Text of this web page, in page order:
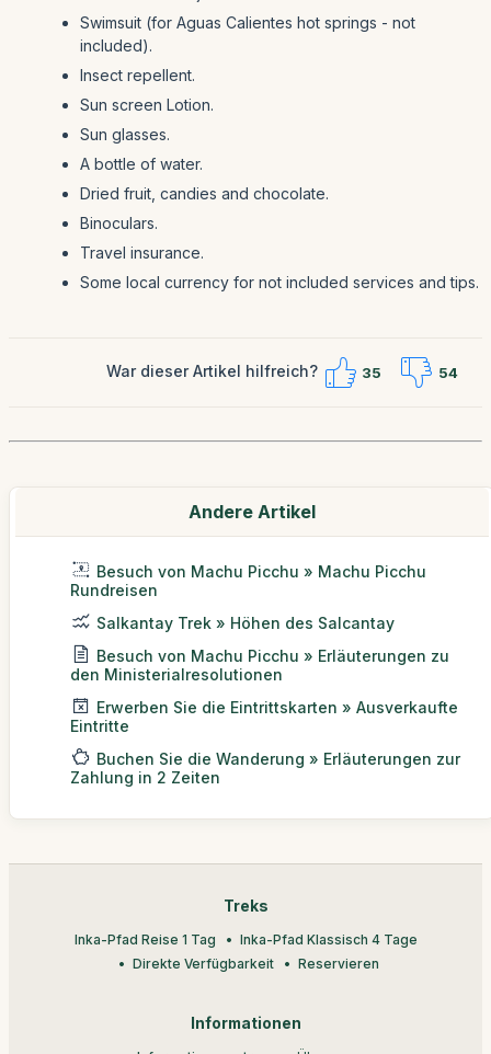
Swimsuit (for Aguas Calientes hot springs - not
included).
Insect repellent.
Sun screen Lotion.
Sun glasses.
A bottle of water.
Dried fruit, candies and chocolate.
Binoculars.
Travel insurance.
Some local currency for not included services and tips.
War dieser Artikel hilfreich? 35 54
Andere Artikel
Besuch von Machu Picchu » Machu Picchu
Rundreisen
Salkantay Trek » Höhen des Salcantay
Besuch von Machu Picchu » Erläuterungen zu
den Ministerialresolutionen
Erwerben Sie die Eintrittskarten » Ausverkaufte
Eintritte
Buchen Sie die Wanderung » Erläuterungen zur
Zahlung in 2 Zeiten
Treks
Inka-Pfad Reise 1 Tag
Inka-Pfad Klassisch 4 Tage
Direkte Verfügbarkeit
Reservieren
Informationen